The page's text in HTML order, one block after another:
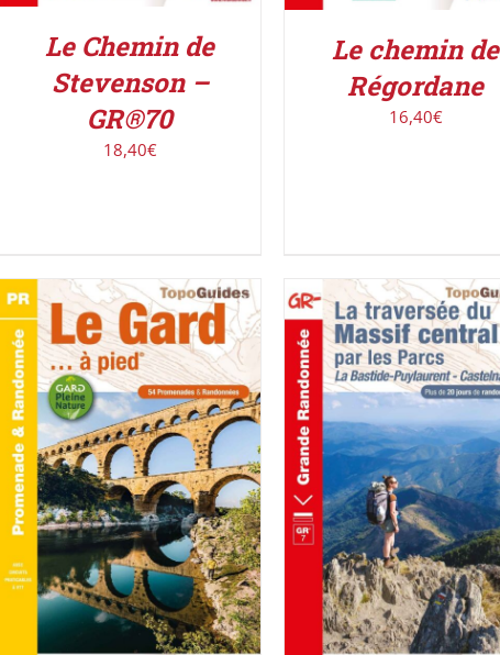
Le Chemin de
Stevenson –
GR®70
18,40€
Le chemin de
Régordane
16,40€
AJOUTER AU PANIER
/
DÉTAILS
AJOUTER AU PANIER
/
DÉTAILS